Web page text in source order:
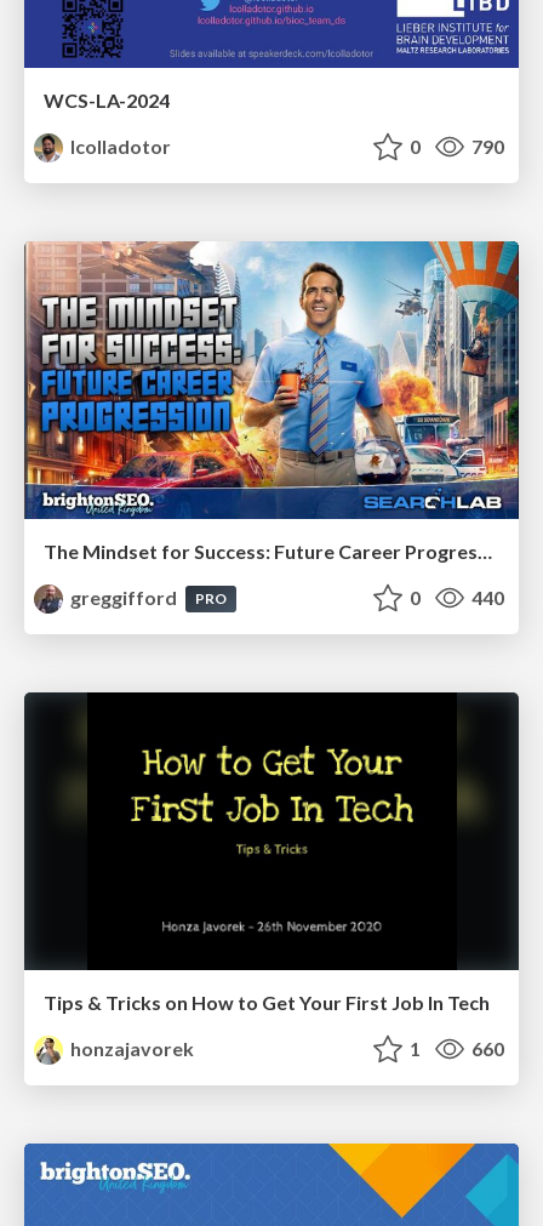
WCS-LA-2024
lcolladotor
0 790
The Mindset for Success: Future Career Progression
greggifford
PRO 0 440
Tips & Tricks on How to Get Your First Job In Tech
honzajavorek
1 660